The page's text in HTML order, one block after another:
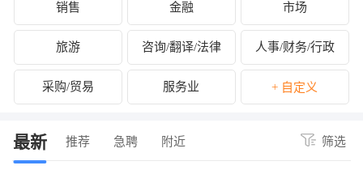
销售 金融 市场
旅游 咨询/翻译/法律 人事/财务/行政
采购/贸易 服务业 + 自定义
最新 推荐 急聘 附近 筛选